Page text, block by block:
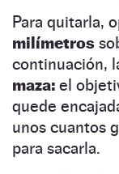
Para quitarla,
milímetros
continuación,
maza: el
quede
unos cuantos
para sacarla.